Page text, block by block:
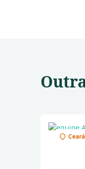
Ceará